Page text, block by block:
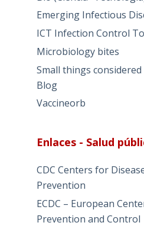
Emerging Infectious
ICT Infection Control
Microbiology bites
Small things
Blog
Vaccineorb
Enlaces - Salud
CDC Centers for
Prevention
ECDC – European
Prevention and Control